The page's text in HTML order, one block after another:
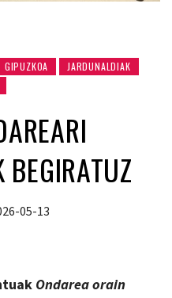
GIPUZKOA
JARDUNALDIAK
05-13
Ondarea orain